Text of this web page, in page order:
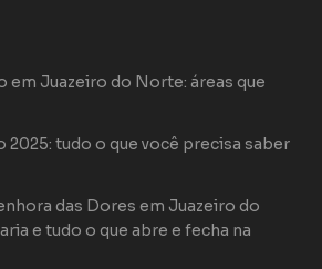
em Juazeiro do Norte: áreas que
2025: tudo o que você precisa saber
das Dores em Juazeiro do
e tudo o que abre e fecha na